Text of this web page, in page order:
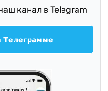
канал в Telegram
Телеграмме